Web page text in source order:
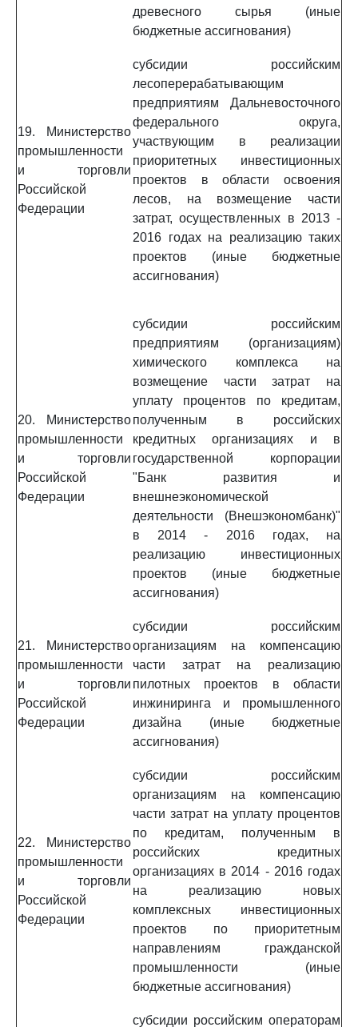
древесного сырья (иные
бюджетные ассигнования)
19. Министерство
промышленности
и торговли
Российской
Федерации
субсидии российским
лесоперерабатывающим
предприятиям Дальневосточного
федерального округа,
участвующим в реализации
приоритетных инвестиционных
проектов в области освоения
лесов, на возмещение части
затрат, осуществленных в 2013 -
2016 годах на реализацию таких
проектов (иные бюджетные
ассигнования)
20. Министерство
промышленности
и торговли
Российской
Федерации
субсидии российским
предприятиям (организациям)
химического комплекса на
возмещение части затрат на
уплату процентов по кредитам,
полученным в российских
кредитных организациях и в
государственной корпорации
"Банк развития и
внешнеэкономической
деятельности (Внешэкономбанк)"
в 2014 - 2016 годах, на
реализацию инвестиционных
проектов (иные бюджетные
ассигнования)
21. Министерство
промышленности
и торговли
Российской
Федерации
субсидии российским
организациям на компенсацию
части затрат на реализацию
пилотных проектов в области
инжиниринга и промышленного
дизайна (иные бюджетные
ассигнования)
22. Министерство
промышленности
и торговли
Российской
Федерации
субсидии российским
организациям на компенсацию
части затрат на уплату процентов
по кредитам, полученным в
российских кредитных
организациях в 2014 - 2016 годах
на реализацию новых
комплексных инвестиционных
проектов по приоритетным
направлениям гражданской
промышленности (иные
бюджетные ассигнования)
субсидии российским операторам